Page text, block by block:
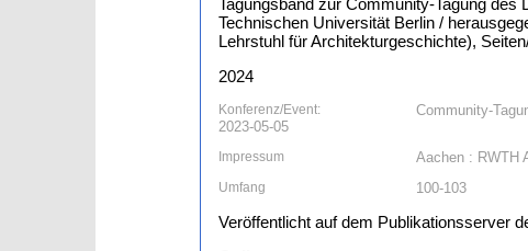
Tagungsband zur Community-Tagung
Technischen Universität Berlin /
Lehrstuhl für Architekturgeschichte),
2024
Konferenz/Event:
Community-
2023-05-05
Impressum Aachen : RWTH
Umfang 100-103
Veröffentlicht auf dem Publikationsserver